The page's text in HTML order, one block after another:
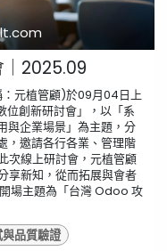
2025.09
元植管顧)於09月04日上
創新研討會」，以「系
與企業場景」為主題，分
邀請各行各業、管理階
次線上研討會，元植管顧
享新知，從而拓展與會者
場主題為「台灣 Odoo 攻
品質驗證